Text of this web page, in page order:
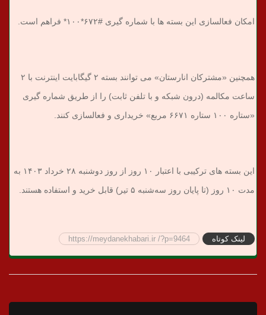
امکان فعالسازی این بسته ها با شماره گیری #۶۷۲*۱۰۰* فراهم است.
همچنین «مشترکان انارستان» می توانند بسته ۲ گیگابایت اینترنت با ۲
ساعت مکالمه (درون شبکه و با تلفن ثابت) را از طریق شماره گیری
«ستاره ۱۰۰ ستاره ۶۶۷۱ مربع» خریداری و فعالسازی کنند.
این بسته های ترکیبی با اعتبار ۱۰ روز از روز دوشنبه ۲۸ خرداد ۱۴۰۳ به
مدت ۱۰ روز (تا پایان روز سه‌شنبه ۵ تیر) قابل خرید و استفاده هستند.
لینک کوتاه https://meydanekhabari.ir /?p=9464